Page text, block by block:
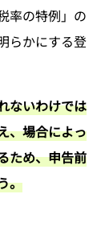
率の特例」の
らかにする登
ないわけでは
、場合によっ
ため、申告前
。